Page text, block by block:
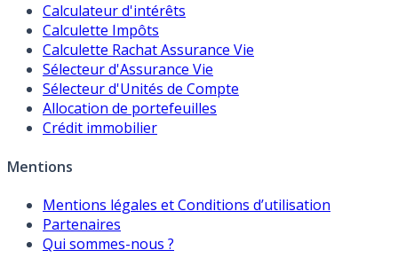
Calculateur d'intérêts
Calculette Impôts
Calculette Rachat Assurance Vie
Sélecteur d'Assurance Vie
Sélecteur d'Unités de Compte
Allocation de portefeuilles
Crédit immobilier
Mentions
Mentions légales et Conditions d’utilisation
Partenaires
Qui sommes-nous ?